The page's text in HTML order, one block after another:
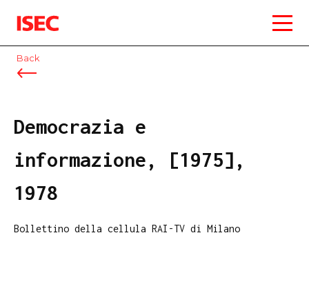
ISEC
Back
Democrazia e
informazione, [1975],
1978
Bollettino della cellula RAI-TV di Milano